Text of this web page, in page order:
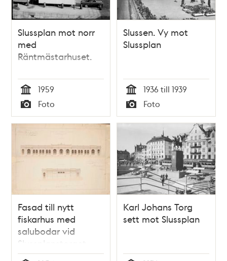
Slussplan mot norr
med
Räntmästarhuset.
Tid
1959
Typ
Foto
Slussen. Vy mot
Slussplan
Tid
1936 till 1939
Typ
Foto
Fasad till nytt
fiskarhus med
salubodar vid
Slussplanstorget
Karl Johans Torg
sett mot Slussplan